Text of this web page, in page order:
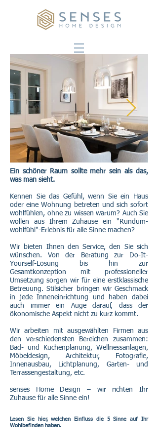
Ein schöner Raum sollte mehr sein als das,
was man sieht.
Kennen Sie das Gefühl, wenn Sie ein Haus
oder eine Wohnung betreten und sich sofort
wohlfühlen, ohne zu wissen warum? Auch Sie
wollen aus Ihrem Zuhause ein "Rundum-
wohlfühl"-Erlebnis für alle Sinne machen?
Wir bieten Ihnen den Service, den Sie sich
wünschen. Von der Beratung zur Do-It-
Yourself-Lösung bis hin zur
Gesamtkonzeption mit professioneller
Umsetzung sorgen wir für eine erstklassische
Betreuung. Stilsicher bringen wir Geschmack
in jede Inneneinrichtung und haben dabei
auch immer ein Auge darauf, dass der
ökonomische Aspekt nicht zu kurz kommt.
Wir arbeiten mit ausgewählten Firmen aus
den verschiedensten Bereichen zusammen:
Bad- und Küchenplanung, Wellnessanlagen,
Möbeldesign, Architektur, Fotografie,
Innenausbau, Lichtplanung, Garten- und
Terrassengestaltung, etc.
senses Home Design – wir richten Ihr
Zuhause für alle Sinne ein!
Lesen Sie hier, welchen Einfluss die 5 Sinne auf Ihr
Wohlbefinden haben.